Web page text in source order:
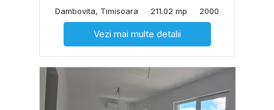
Dambovita, Timisoara
211.02 mp 2000
Vezi mai multe detalii